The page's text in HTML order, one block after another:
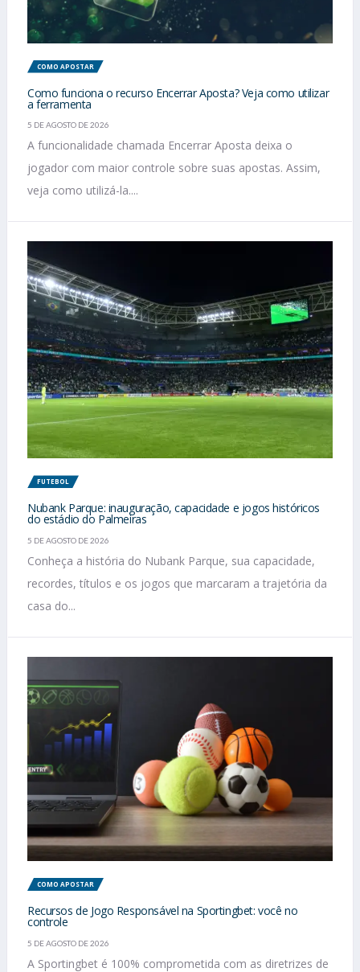
COMO APOSTAR
Como funciona o recurso Encerrar Aposta? Veja como utilizar
a ferramenta
5 DE AGOSTO DE 2026
A funcionalidade chamada Encerrar Aposta deixa o
jogador com maior controle sobre suas apostas. Assim,
veja como utilizá-la....
FUTEBOL
Nubank Parque: inauguração, capacidade e jogos históricos
do estádio do Palmeiras
5 DE AGOSTO DE 2026
Conheça a história do Nubank Parque, sua capacidade,
recordes, títulos e os jogos que marcaram a trajetória da
casa do...
COMO APOSTAR
Recursos de Jogo Responsável na Sportingbet: você no
controle
5 DE AGOSTO DE 2026
A Sportingbet é 100% comprometida com as diretrizes de